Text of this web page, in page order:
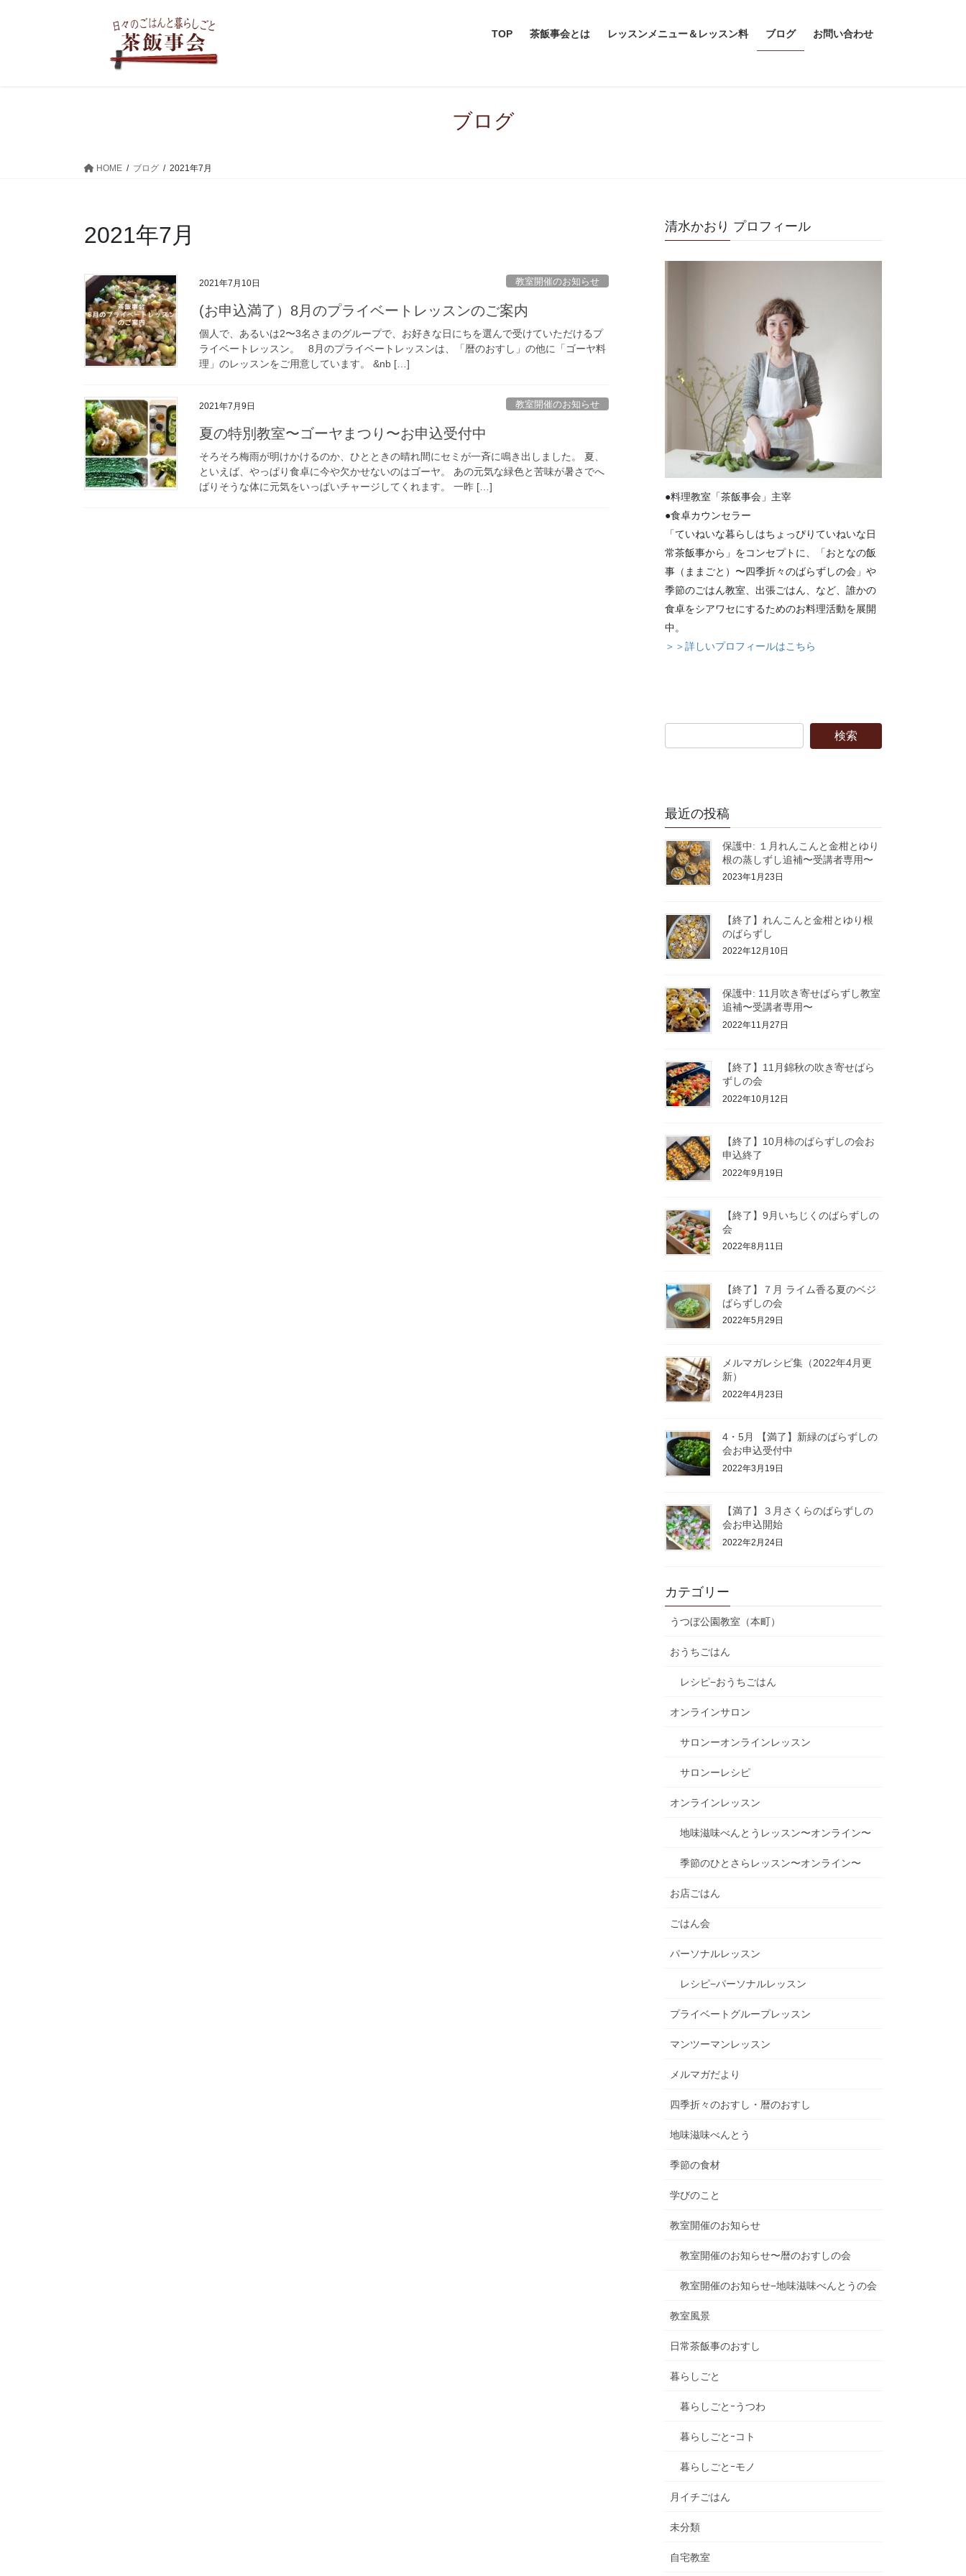
TOP 茶飯事会とは レッスンメニュー＆レッスン料 ブログ お問い合わせ
ブログ
HOME ブログ 2021年7月
2021年7月
2021年7月10日 教室開催のお知らせ
(お申込満了）8月のプライベートレッスンのご案内
個人で、あるいは2〜3名さまのグループで、お好きな日にちを選んで受けていただけるプ
ライベートレッスン。 8月のプライベートレッスンは、「暦のおすし」の他に「ゴーヤ料
理」のレッスンをご用意しています。 &nb […]
2021年7月9日 教室開催のお知らせ
夏の特別教室〜ゴーヤまつり〜お申込受付中
そろそろ梅雨が明けかけるのか、ひとときの晴れ間にセミが一斉に鳴き出しました。 夏、
といえば、やっぱり食卓に今や欠かせないのはゴーヤ。 あの元気な緑色と苦味が暑さでへ
ばりそうな体に元気をいっぱいチャージしてくれます。 一昨 […]
清水かおり プロフィール
●料理教室「茶飯事会」主宰
●食卓カウンセラー
「ていねいな暮らしはちょっぴりていねいな日
常茶飯事から」をコンセプトに、「おとなの飯
事（ままごと）〜四季折々のばらずしの会」や
季節のごはん教室、出張ごはん、など、誰かの
食卓をシアワセにするためのお料理活動を展開
中。
＞＞詳しいプロフィールはこちら
最近の投稿
保護中: １月れんこんと金柑とゆり
根の蒸しずし追補〜受講者専用〜
2023年1月23日
【終了】れんこんと金柑とゆり根
のばらずし
2022年12月10日
保護中: 11月吹き寄せばらずし教室
追補〜受講者専用〜
2022年11月27日
【終了】11月錦秋の吹き寄せばら
ずしの会
2022年10月12日
【終了】10月柿のばらずしの会お
申込終了
2022年9月19日
【終了】9月いちじくのばらずしの
会
2022年8月11日
【終了】７月 ライム香る夏のベジ
ばらずしの会
2022年5月29日
メルマガレシピ集（2022年4月更
新）
2022年4月23日
4・5月 【満了】新緑のばらずしの
会お申込受付中
2022年3月19日
【満了】３月さくらのばらずしの
会お申込開始
2022年2月24日
カテゴリー
うつぼ公園教室（本町）
おうちごはん
レシピ−おうちごはん
オンラインサロン
サロンーオンラインレッスン
サロンーレシピ
オンラインレッスン
地味滋味べんとうレッスン〜オンライン〜
季節のひとさらレッスン〜オンライン〜
お店ごはん
ごはん会
パーソナルレッスン
レシピ−パーソナルレッスン
プライベートグループレッスン
マンツーマンレッスン
メルマガだより
四季折々のおすし・暦のおすし
地味滋味べんとう
季節の食材
学びのこと
教室開催のお知らせ
教室開催のお知らせ〜暦のおすしの会
教室開催のお知らせ−地味滋味べんとうの会
教室風景
日常茶飯事のおすし
暮らしごと
暮らしごとｰうつわ
暮らしごとｰコト
暮らしごとｰモノ
月イチごはん
未分類
自宅教室